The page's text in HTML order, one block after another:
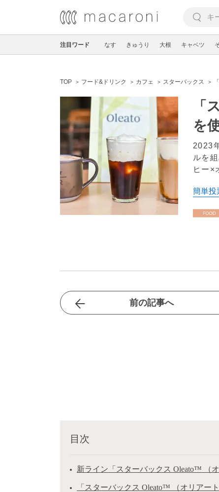
注目ワード なす きゅうり 大根 キャベツ
TOP フード&ドリンク カフェ スターバックス
「
を
2023
ルを
ヒー×
簡単投
前の記事へ
目次
新ライン「スターバックス Oleato™ （
「スターバックス Oleato™ （オリアー